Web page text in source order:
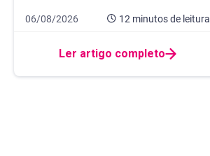
Data de publicação 6 de agosto de 2026
06/08/2026 12 minutosde leitura
12 minutos de leitura
Ler artigo completo